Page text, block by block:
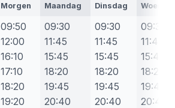
Morgen Maandag Dinsdag
09:50
12:00
16:10
17:10
18:20
19:20
09:30
11:45
15:45
18:20
19:45
20:40
09:30
11:45
15:45
18:20
19:45
20:40
09:30
11:45
15:45
18:20
19:45
20:40